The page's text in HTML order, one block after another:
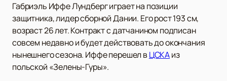
Габриэль Иффе Лундберг играет на позиции
защитника, лидер сборной Дании. Его рост 193 см,
возраст 26 лет. Контракт с датчанином подписан
совсем недавно и будет действовать до окончания
нынешнего сезона. Иффе перешел в ЦСКАиз
польской «Зелены-Гуры».